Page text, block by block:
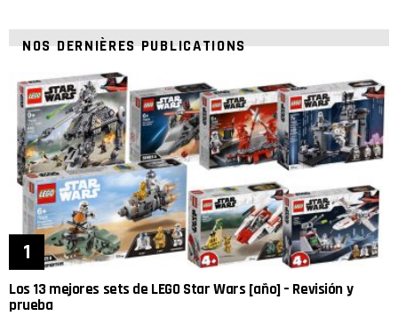
NOS DERNIÈRES PUBLICATIONS
Los 13 mejores sets de LEGO Star Wars [año] – Revisión y
prueba